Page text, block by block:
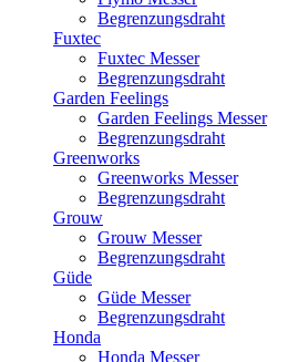
Begrenzungsdraht
Fuxtec
Fuxtec Messer
Begrenzungsdraht
Garden Feelings
Garden Feelings Messer
Begrenzungsdraht
Greenworks
Greenworks Messer
Begrenzungsdraht
Grouw
Grouw Messer
Begrenzungsdraht
Güde
Güde Messer
Begrenzungsdraht
Honda
Honda Messer